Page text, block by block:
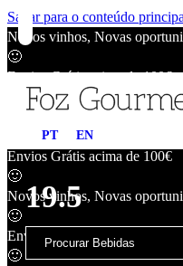
Saltar para o conteúdo
Novos vinhos, Novas
🙂
Envios Grátis acima de 100€
Envios Grátis acima de 100€
🙂
Novos vinhos, Novas
🙂
Envios Grátis acima de 100€
🙂
PT EN
19.5